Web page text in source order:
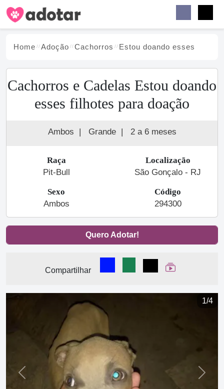
Home Adoção Cachorros Estou doando esses
Cachorros e Cadelas Estou doando
esses filhotes para doação
Ambos | Grande | 2 a 6 meses
Raça
Pit-Bull
Localização
São Gonçalo - RJ
Sexo
Ambos
Código
294300
Quero Adotar!
Compartilhar
Compartilhar no Facebook
Compartilhar no
Compartilhar
Ver Web Story
1/4
Previous Next